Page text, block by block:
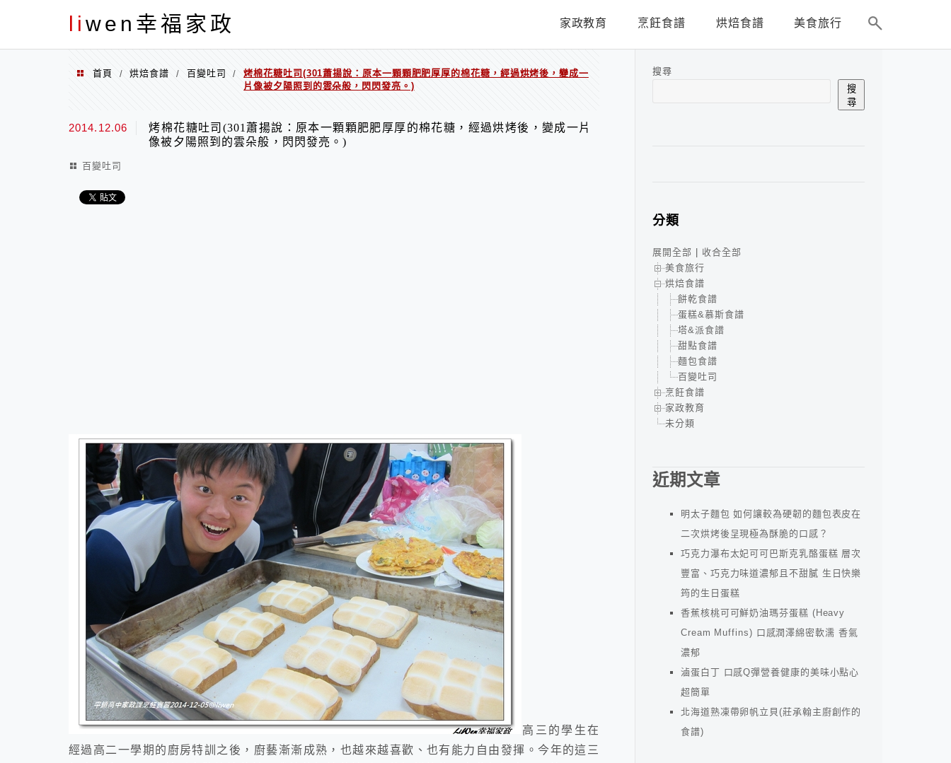
li wen幸福家政
menu
家政教育 烹飪食譜 烘焙食譜 美食旅行
首頁 / 烘焙食譜 / 百變吐司 /
烤棉花糖吐司(301蕭揚說：原本一顆顆肥肥厚厚的棉花糖，經過烘烤後，變成一
片像被夕陽照到的雲朵般，閃閃發亮。)
2014.12.06
烤棉花糖吐司(301蕭揚說：原本一顆顆肥肥厚厚的棉花糖，經過烘烤後，變成一片
像被夕陽照到的雲朵般，閃閃發亮。)
百變吐司
高三的學生在
經過高二一學期的廚房特訓之後，廚藝漸漸成熟，也越來越喜歡、也有能力自由發揮。今年的這三
搜尋
搜
尋
分類
展開全部
收合全部
美食旅行
烘焙食譜
餅乾食譜
蛋糕&慕斯食譜
塔&派食譜
甜點食譜
麵包食譜
百變吐司
烹飪食譜
家政教育
未分類
近期文章
明太子麵包 如何讓較為硬韌的麵包表皮在
二次烘烤後呈現極為酥脆的口感？
巧克力瀑布太妃可可巴斯克乳酪蛋糕 層次
豐富、巧克力味道濃郁且不甜膩 生日快樂
筠的生日蛋糕
香蕉核桃可可鮮奶油瑪芬蛋糕 (Heavy
Cream Muffins) 口感潤澤綿密軟濡 香氣
濃郁
滷蛋白丁 口感Q彈營養健康的美味小點心
超簡單
北海道熟凍帶卵帆立貝(莊承翰主廚創作的
食譜)